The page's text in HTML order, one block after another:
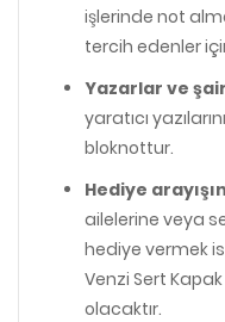
işlerinde not
tercih edenler
Yazarlar ve
yaratıcı
bloknottur.
Hediye
ailelerine veya
hediye vermek
Venzi Sert
olacaktır.